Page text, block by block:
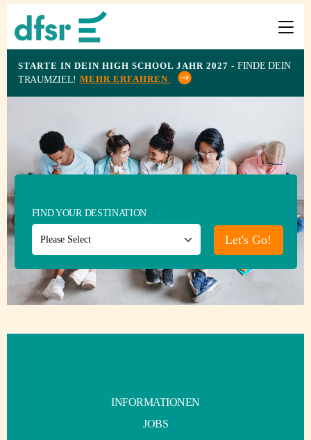
STARTE IN DEIN HIGH SCHOOL JAHR 2027 - FINDE DEIN
TRAUMZIEL! MEHR ERFAHREN
LÄNDER
PROGRAMME
INFOS
ERFAHRUNGEN
PREISE
GASTFAMILIE
FIND YOUR DESTINATION
Let's Go!
INFORMATIONEN
JOBS